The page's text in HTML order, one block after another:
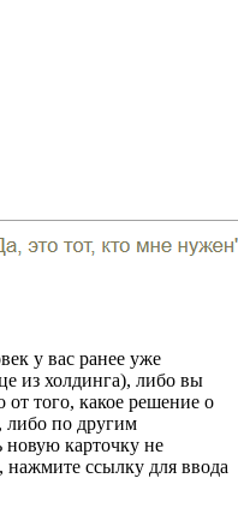
у вас ранее уже
из холдинга), либо вы
от того, какое решение о
либо по другим
новую карточку не
ссылку для ввода